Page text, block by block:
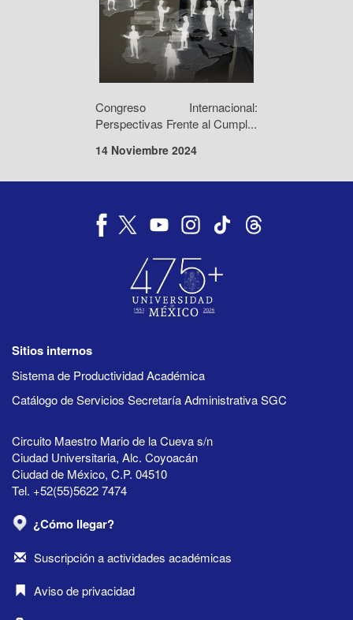
Congreso Internacional:
Perspectivas Frente al Cumpl...
14 Noviembre 2024
Sitios internos
Sistema de Productividad Académica
Catálogo de Servicios Secretaría Administrativa SGC
Circuito Maestro Mario de la Cueva s/n
Ciudad Universitaria, Alc. Coyoacán
Ciudad de México, C.P. 04510
Tel. +52(55)5622 7474
¿Cómo llegar?
Suscripción a actividades académicas
Aviso de privacidad